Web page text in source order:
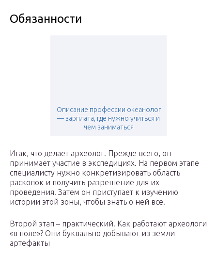
Обязанности
Описание профессии океанолог
— зарплата, где нужно учиться и
чем заниматься
Итак, что делает археолог. Прежде всего, он
принимает участие в экспедициях. На первом этапе
специалисту нужно конкретизировать область
раскопок и получить разрешение для их
проведения. Затем он приступает к изучению
истории этой зоны, чтобы знать о ней все.
Второй этап – практический. Как работают археологи
«в поле»? Они буквально добывают из земли
артефакты